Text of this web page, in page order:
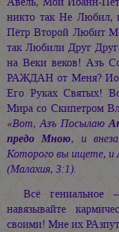
никто так Не Любил,
Пётр Второй Любит
так Любили Друг
на Веки веков! Азъ
РАЖДАН от Меня?
Его Руках Святых!
Мира со Скипетром
«Вот, Азъ Посылаю
предо Мною, и
Которого вы ищете, и
(Малахия, 3:1).
Всё
навязывайте
своими! Мне их